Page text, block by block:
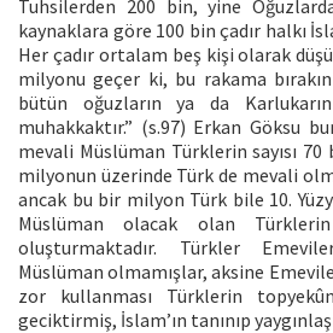
Tuhsilerden 200 bin, yine
kaynaklara göre 100 bin çadır halkı
Her çadır ortalam beş kişi olarak
milyonu geçer ki, bu rakama
bütün oğuzların ya da
muhakkaktır.” (s.97) Erkan Göksu
mevali Müslüman Türklerin sayısı
milyonun üzerinde Türk de mevali
ancak bu bir milyon Türk bile 10.
Müslüman olacak olan
oluşturmaktadır. Türkler
Müslüman olmamışlar, aksine
zor kullanması Türklerin
geciktirmiş, İslam’ın tanınıp